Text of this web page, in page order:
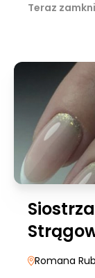
Teraz
Romana